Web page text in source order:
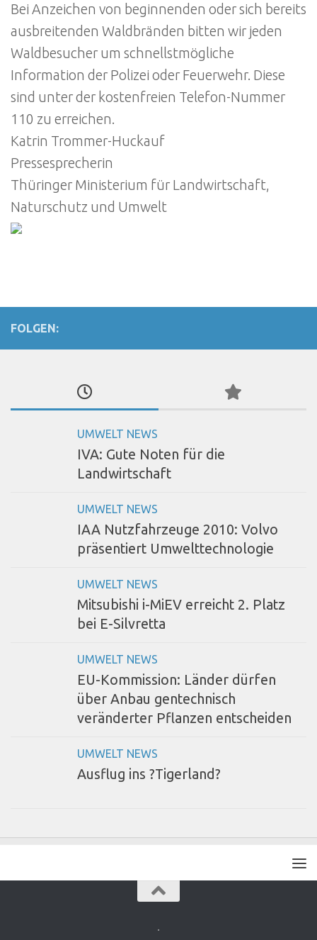
Bei Anzeichen von beginnenden oder sich bereits
ausbreitenden Waldbränden bitten wir jeden
Waldbesucher um schnellstmögliche
Information der Polizei oder Feuerwehr. Diese
sind unter der kostenfreien Telefon-Nummer
110 zu erreichen.
Katrin Trommer-Huckauf
Pressesprecherin
Thüringer Ministerium für Landwirtschaft,
Naturschutz und Umwelt
FOLGEN:
UMWELT NEWS
IVA: Gute Noten für die
Landwirtschaft
UMWELT NEWS
IAA Nutzfahrzeuge 2010: Volvo
präsentiert Umwelttechnologie
UMWELT NEWS
Mitsubishi i-MiEV erreicht 2. Platz
bei E-Silvretta
UMWELT NEWS
EU-Kommission: Länder dürfen
über Anbau gentechnisch
veränderter Pflanzen entscheiden
UMWELT NEWS
Ausflug ins ?Tigerland?
.